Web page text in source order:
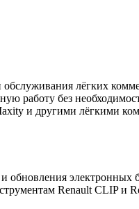
лёгких
работу без
и другими лёгкими
обновления
Renault CLIP и